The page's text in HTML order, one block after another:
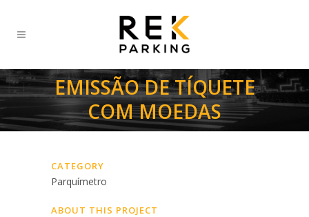
EMISSÃO DE TÍQUETE
COM MOEDAS
CATEGORY
Parquímetro
ABOUT THIS PROJECT